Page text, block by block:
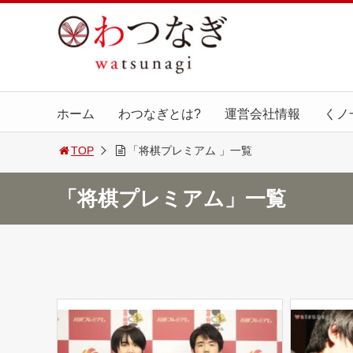
ホーム わつなぎとは? 運営会社情報 く
TOP 「将棋プレミアム 」一覧
「将棋プレミアム」一覧